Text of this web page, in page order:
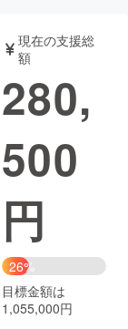
書籍・雑誌
チャレンジ
Creation
ミュニティ
現在の支援総
額
280,
500
円
26%
目標金額は
1,055,000円